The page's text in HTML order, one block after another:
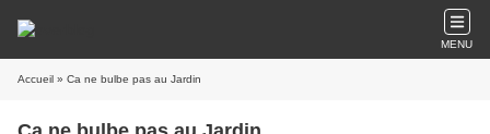
MENU
Accueil » Ca ne bulbe pas au Jardin